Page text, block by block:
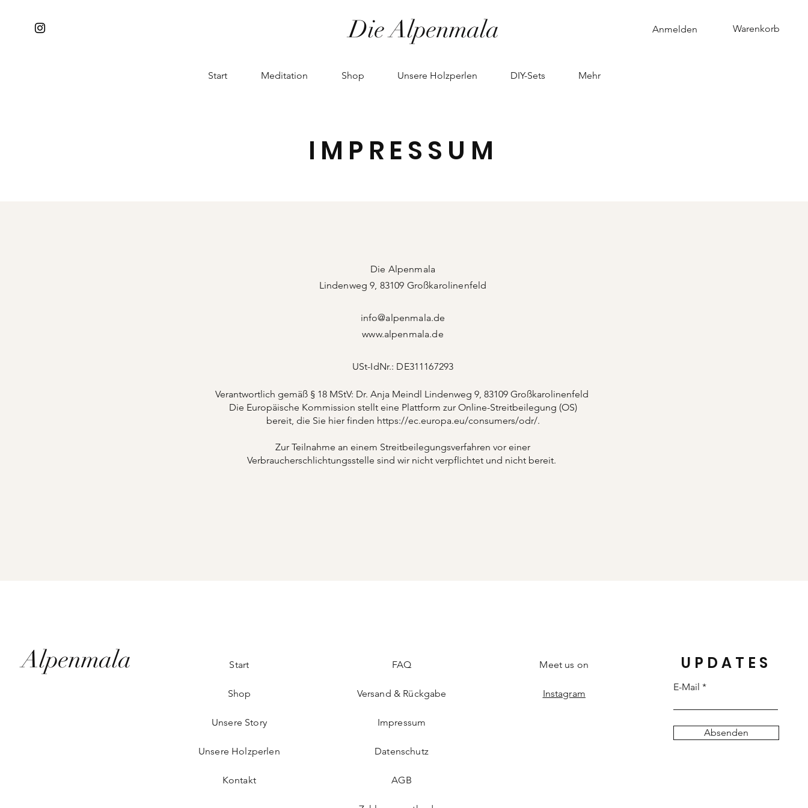
Warenkorb
Anmelden
Die Alpenmala
Start Meditation Shop Unsere Holzperlen DIY-Sets Mehr
IMPRESSUM
Die Alpenmala
Lindenweg 9, 83109 Großkarolinenfeld
info@alpenmala.de
www.alpenmala.de
USt-IdNr.: DE311167293
Verantwortlich gemäß § 18 MStV: Dr. Anja Meindl Lindenweg 9, 83109 Großkarolinenfeld
Die Europäische Kommission stellt eine Plattform zur Online-Streitbeilegung (OS)
bereit, die Sie hier finden https://ec.europa.eu/consumers/odr/.
Zur Teilnahme an einem Streitbeilegungsverfahren vor einer
Verbraucherschlichtungsstelle sind wir nicht verpflichtet und nicht bereit.
Alpenmala Start
Shop
Unsere Story
Unsere Holzperlen
Kontakt
FAQ
Versand & Rückgabe
Impressum
Datenschutz
AGB
Meet us on
Instagram
UPDATES
E-Mail
Absenden